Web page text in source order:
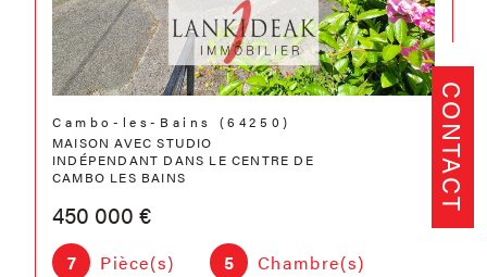
CONTACT
Cambo-les-Bains (64250)
MAISON AVEC STUDIO
INDÉPENDANT DANS LE CENTRE DE
CAMBO LES BAINS
450 000 €
7 Pièce(s) 5
Chambre(s)